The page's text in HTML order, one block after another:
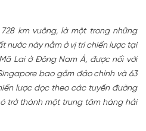
km vuông, là một trong những
nước này nằm ở vị trí chiến lược tại
Lai ở Đông Nam Á, được nối với
bao gồm đảo chính và 63
lược dọc theo các tuyến đường
trở thành một trung tâm hàng hải